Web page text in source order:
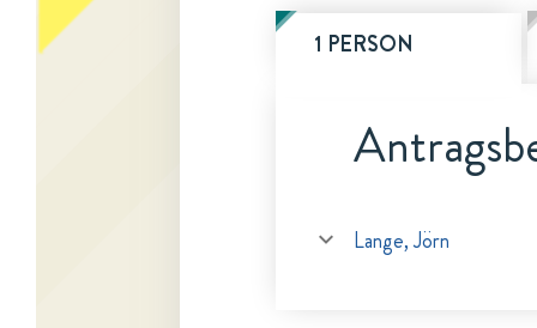
1 PERSON
Lange, Jörn